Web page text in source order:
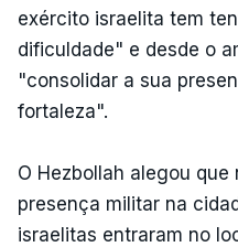
exército israelita tem
dificuldade" e desde o
"consolidar a sua
fortaleza".
O Hezbollah alegou
presença militar na
israelitas entraram no